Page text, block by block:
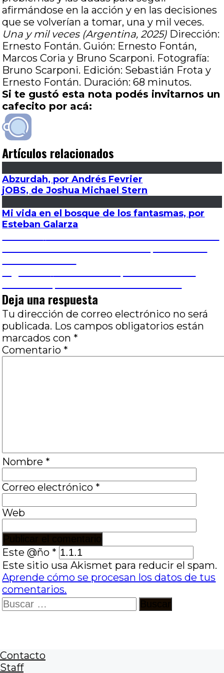
afirmándose en la acción y en las decisiones
que se volverían a tomar, una y mil veces.
Una y mil veces (Argentina, 2025) Dirección:
Ernesto Fontán. Guión: Ernesto Fontán,
Marcos Coria y Bruno Scarponi. Fotografía:
Bruno Scarponi. Edición: Sebastián Frota y
Ernesto Fontán. Duración: 68 minutos.
Si te gustó esta nota podés invitarnos un
cafecito por acá:
Artículos relacionados
Abzurdah, por Andrés Fevrier
jOBS, de Joshua Michael Stern
Mi vida en el bosque de los fantasmas, por
Esteban Galarza
Navegación
de
entradas
Deja una respuesta
Tu dirección de correo electrónico no será
publicada. Los campos obligatorios están
marcados con *
Comentario *
Nombre *
Correo electrónico *
Web
Este @ño *
Este sitio usa Akismet para reducir el spam.
Aprende cómo se procesan los datos de tus
comentarios.
Buscar:
Contacto
Staff